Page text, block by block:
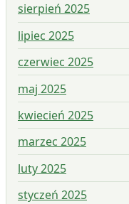
sierpień 2025
lipiec 2025
czerwiec 2025
maj 2025
kwiecień 2025
marzec 2025
luty 2025
styczeń 2025